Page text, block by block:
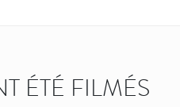
ÉTÉ FILMÉS